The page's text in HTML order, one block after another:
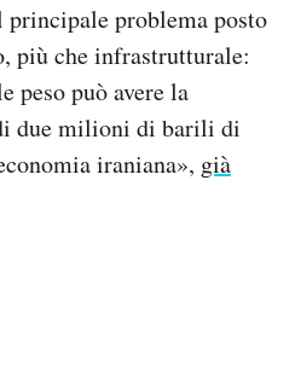
problema posto
più che infrastrutturale:
peso può avere la
due milioni di barili di
iraniana», già